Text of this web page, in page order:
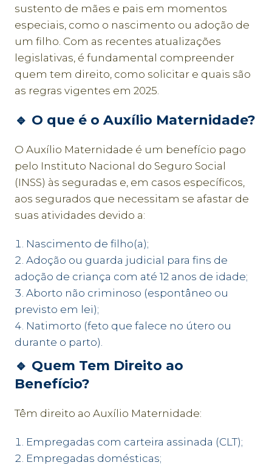
sustento de mães e pais em momentos
especiais, como o nascimento ou adoção de
um filho. Com as recentes atualizações
legislativas, é fundamental compreender
quem tem direito, como solicitar e quais são
as regras vigentes em 2025.
🔹 O que é o Auxílio Maternidade?
O Auxílio Maternidade é um benefício pago
pelo Instituto Nacional do Seguro Social
(INSS) às seguradas e, em casos específicos,
aos segurados que necessitam se afastar de
suas atividades devido a:
Nascimento de filho(a);
Adoção ou guarda judicial para fins de
adoção de criança com até 12 anos de idade;
Aborto não criminoso (espontâneo ou
previsto em lei);
Natimorto (feto que falece no útero ou
durante o parto).
🔹 Quem Tem Direito ao
Benefício?
Têm direito ao Auxílio Maternidade:
Empregadas com carteira assinada (CLT);
Empregadas domésticas;